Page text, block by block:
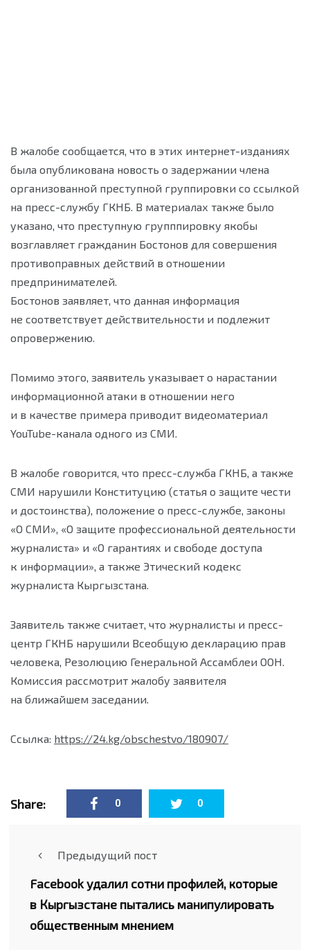
В жалобе сообщается, что в этих интернет-изданиях
была опубликована новость о задержании члена
организованной преступной группировки со ссылкой
на пресс-службу ГКНБ. В материалах также было
указано, что преступную групппировку якобы
возглавляет гражданин Бостонов для совершения
противоправных действий в отношении
предпринимателей.
Бостонов заявляет, что данная информация
не соответствует действительности и подлежит
опровержению.
Помимо этого, заявитель указывает о нарастании
информационной атаки в отношении него
и в качестве примера приводит видеоматериал
YouTube-канала одного из СМИ.
В жалобе говорится, что пресс-служба ГКНБ, а также
СМИ нарушили Конституцию (статья о защите чести
и достоинства), положение о пресс-службе, законы
«О СМИ», «О защите профессиональной деятельности
журналиста» и «О гарантиях и свободе доступа
к информации», а также Этический кодекс
журналиста Кыргызстана.
Заявитель также считает, что журналисты и пресс-
центр ГКНБ нарушили Всеобщую декларацию прав
человека, Резолюцию Генеральной Ассамблеи ООН.
Комиссия рассмотрит жалобу заявителя
на ближайшем заседании.
Ссылка: https://24.kg/obschestvo/180907/
Share: 0 0
Предыдущий пост
Facebook удалил сотни профилей, которые
в Кыргызстане пытались манипулировать
общественным мнением